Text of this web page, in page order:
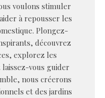
voulons stimuler
à repousser les
Plongez-
découvrez
explorez les
vous guider
nous créerons
et des jardins